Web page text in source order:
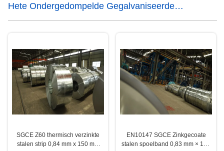
Hete Ondergedompelde Gegalvaniseerde
Staalstrook
SGCE Z60 thermisch verzinkte
stalen strip 0,84 mm x 150 mm
EN10147 SGCE Zinkgecoate
stalen spoelband 0,83 mm × 150